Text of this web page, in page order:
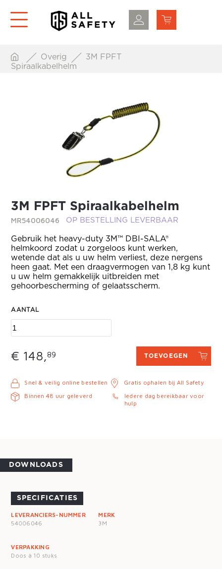
Overig
3M FPFT
Spiraalkabelhelm
3M FPFT Spiraalkabelhelm
MR54006046 OP BESTELLING LEVERBAAR
Gebruik het heavy-duty 3M™ DBI-SALA®
helmkoord zodat u zorgeloos kunt werken,
wetende dat als u uw helm verliest, deze nergens
heen gaat. Met een draagvermogen van 1,8 kg kunt
u uw helm gemakkelijk uitbreiden met
gehoorbescherming of gelaatsscherm.
AANTAL
€ 148,89 TOEVOEGEN
Snel & veilig online bestellen
Binnen 48 uur geleverd
Gratis ophalen bij All Safety
Iedere dag bereikbaar voor
hulp
DOWNLOADS
SPECIFICATIES
LEVERANCIERS-NUMMER
54006046
MERK
3M
VERPAKKING
Doos à 10 stuks